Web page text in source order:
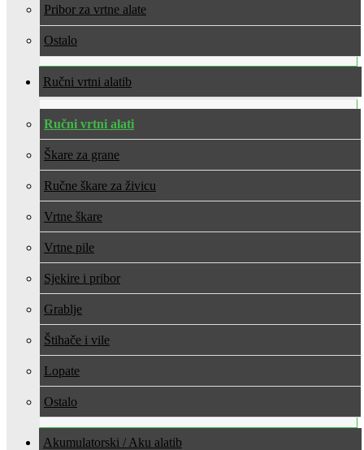
Pribor za vrtne alate
Ostalo
Ručni vrtni alati
Ručni vrtni alati
Škare za grane
Ručne škare za živicu
Vrtne škare
Vrtne pile
Sjekire i pribor
Grablje
Štihače i vile
Lopate
Ostalo
Akumulatorski / Aku alati